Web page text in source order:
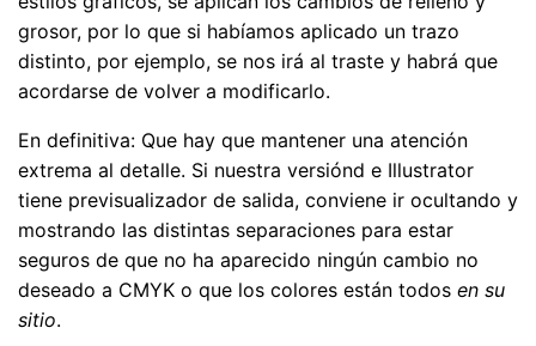
grosor, por lo que si habíamos aplicado un trazo
distinto, por ejemplo, se nos irá al traste y habrá que
acordarse de volver a modificarlo.
En definitiva: Que hay que mantener una atención
extrema al detalle. Si nuestra versiónd e Illustrator
tiene previsualizador de salida, conviene ir ocultando y
mostrando las distintas separaciones para estar
seguros de que no ha aparecido ningún cambio no
deseado a CMYK o que los colores están todos en su
sitio.